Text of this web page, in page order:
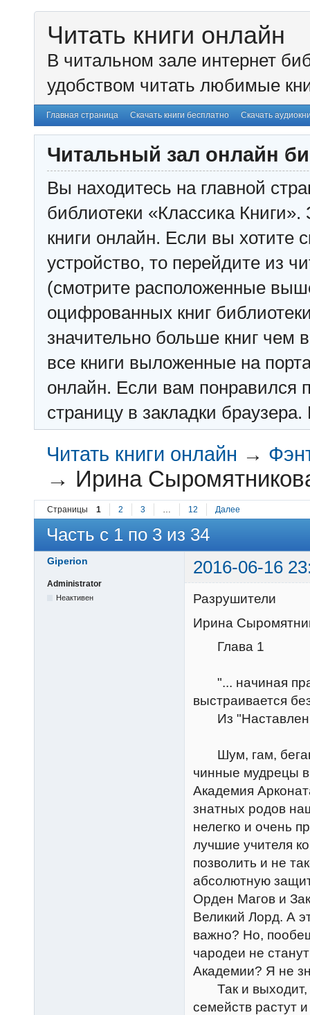
Читать книги онлайн
В читальном зале интернет
удобством читать любимые
Главная страница Скачать книги бесплатно Скачать
Читальный зал онлайн
Вы находитесь на главной
библиотеки «Классика
книги онлайн. Если вы хотите
устройство, то перейдите из
(смотрите расположенные
оцифрованных книг
значительно больше книг чем
все книги выложенные на
онлайн. Если вам понравился
страницу в закладки
Читать книги онлайн →
→ Ирина
Страницы 1 2 3 … 12 Далее
Часть с 1 по 3 из 34
Giperion 2016-06-16
Administrator
Неактивен
Разрушители
Ирина
Глава 1
"... начиная
выстраивается
Из
Шум, гам,
чинные мудрецы
Академия
знатных родов
нелегко и очень
лучшие учителя
позволить и не
абсолютную
Орден Магов и
Великий Лорд. А
важно? Но,
чародеи не
Академии? Я не
Так и выходит,
семейств растут